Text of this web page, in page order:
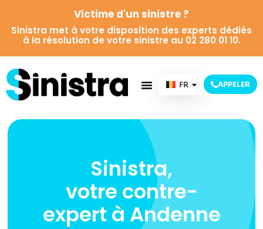
Victime d'un sinistre ?
Sinistra met à votre disposition des experts dédiés
à la résolution de votre sinistre au 02 280 01 10.
FR
NL APPELER
Sinistra,
votre contre-
expert à Andenne